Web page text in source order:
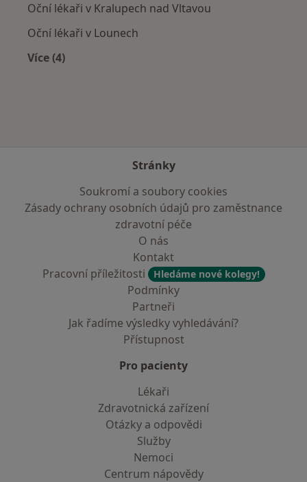
Oční lékaři v Kralupech nad Vltavou
Oční lékaři v Lounech
Více (4)
Stránky
Soukromí a soubory cookies
Zásady ochrany osobních údajů pro zaměstnance
zdravotní péče
O nás
Kontakt
Pracovní příležitosti
Hledáme nové kolegy!
Podmínky
Partneři
Jak řadíme výsledky vyhledávání?
Přístupnost
Pro pacienty
Lékaři
Zdravotnická zařízení
Otázky a odpovědi
Služby
Nemoci
Centrum nápovědy